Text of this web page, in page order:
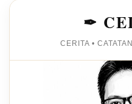
✒
CERITA •